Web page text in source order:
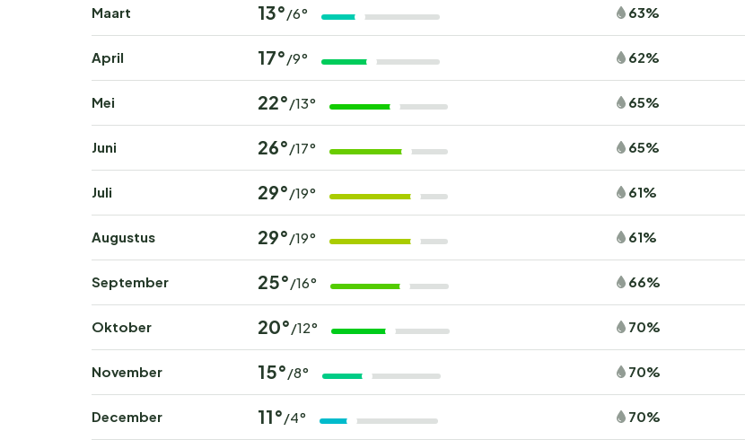
Maart 13° /6° 63%
April 17° /9° 62%
Mei 22° /13° 65%
Juni 26° /17° 65%
Juli 29° /19° 61%
Augustus 29° /19° 61%
September 25° /16° 66%
Oktober 20° /12° 70%
November 15° /8° 70%
December 11° /4° 70%